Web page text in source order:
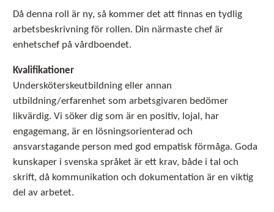
Då denna roll är ny, så kommer det att finnas en tydlig
arbetsbeskrivning för rollen. Din närmaste chef är
enhetschef på vårdboendet.
Kvalifikationer
Undersköterskeutbildning eller annan
utbildning/erfarenhet som arbetsgivaren bedömer
likvärdig. Vi söker dig som är en positiv, lojal, har
engagemang, är en lösningsorienterad och
ansvarstagande person med god empatisk förmåga. Goda
kunskaper i svenska språket är ett krav, både i tal och
skrift, då kommunikation och dokumentation är en viktig
del av arbetet.